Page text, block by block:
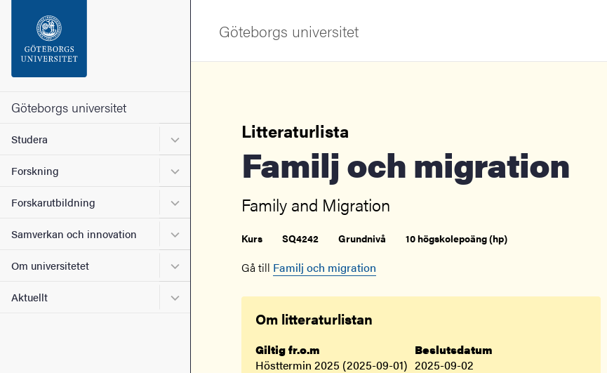
Sidfoten
Om webbplatsen
Göteborgs universitet
Studera Undermeny för Studera
Forskning Undermeny för Forskning
Forskarutbildning Undermeny för Forskarutbildning
Samverkan och innovation Undermeny för Samverkan och innovation
Om universitetet Undermeny för Om universitetet
Aktuellt Undermeny för Aktuellt
Göteborgs universitet
Litteraturlista
Familj och migration
Family and Migration
Kurs SQ4242 Grundnivå 10 högskolepoäng (hp)
Gå till Familj och migration
Om litteraturlistan
Giltig fr.o.m
Hösttermin 2025 (2025-09-01)
Beslutsdatum
2025-09-02